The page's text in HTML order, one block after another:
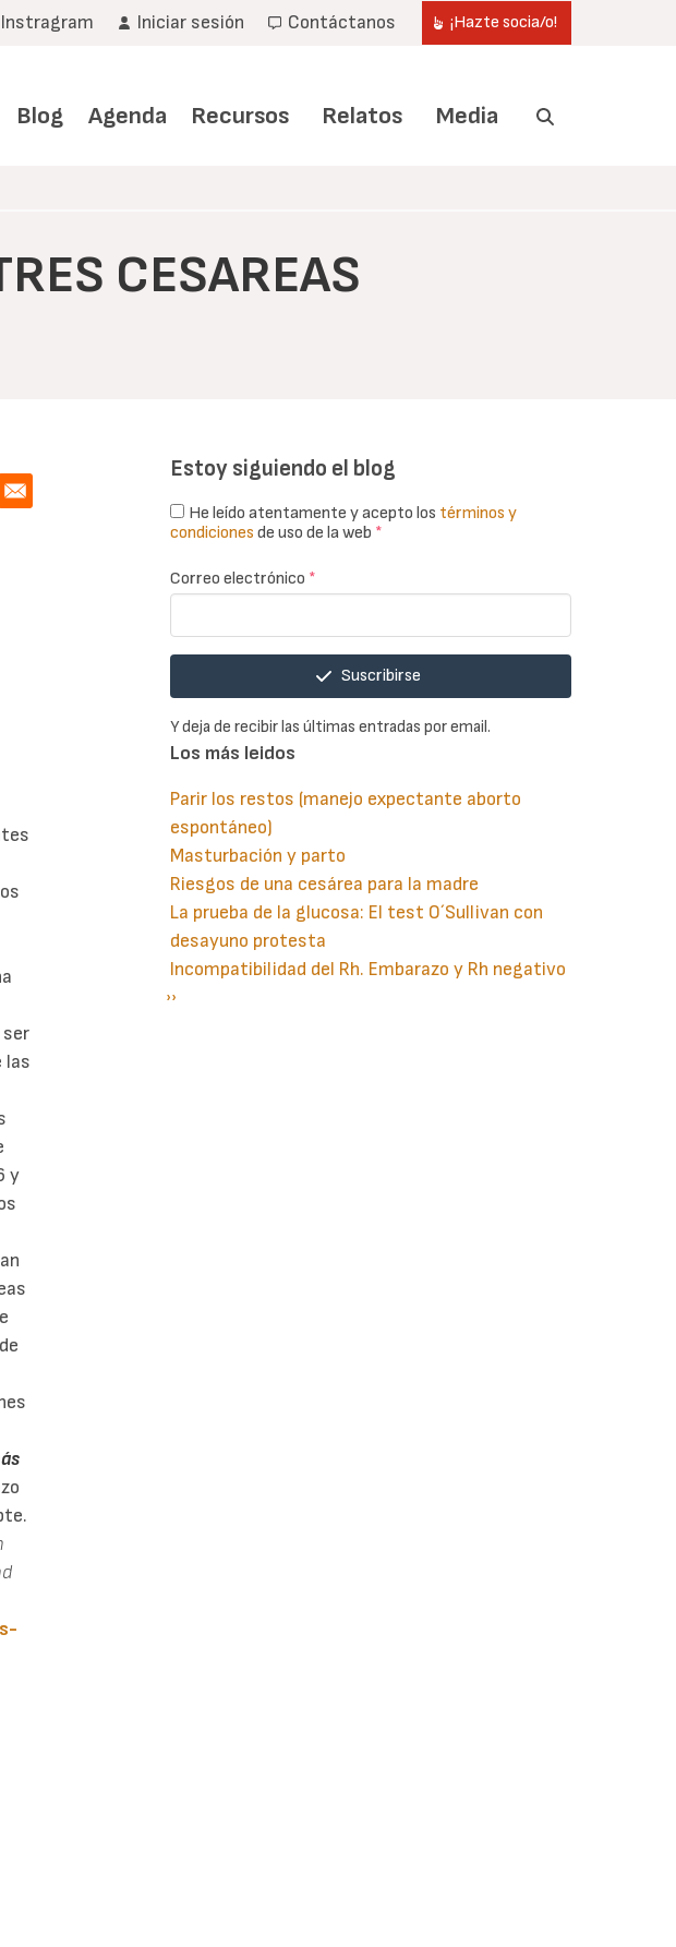
Instragram Iniciar sesión Contáctanos ¡Hazte socia/o!
Blog Agenda Recursos Relatos Media
CESAREAS
ser
las
y
Estoy siguiendo el blog
He leído atentamente y acepto los términos y
condiciones de uso de la web *
Correo electrónico *
Suscribirse
Y deja de recibir las últimas entradas por email.
Los más leidos
Parir los restos (manejo expectante aborto
espontáneo)
Masturbación y parto
Riesgos de una cesárea para la madre
La prueba de la glucosa: El test O´Sullivan con
desayuno protesta
Incompatibilidad del Rh. Embarazo y Rh negativo
Paginación
Siguiente
››